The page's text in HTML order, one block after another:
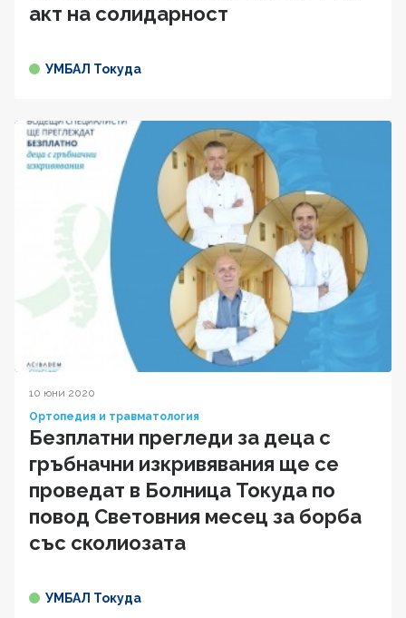
акт на солидарност
УМБАЛ Токуда
10 юни 2020
Ортопедия и травматология
Безплатни прегледи за деца с
гръбначни изкривявания ще се
проведат в Болница Токуда по
повод Световния месец за борба
със сколиозата
УМБАЛ Токуда